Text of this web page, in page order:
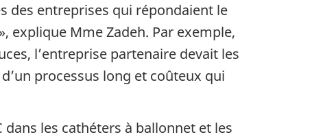
des entreprises qui répondaient le
explique Mme Zadeh. Par exemple,
l’entreprise partenaire devait les
processus long et coûteux qui
dans les cathéters à ballonnet et les